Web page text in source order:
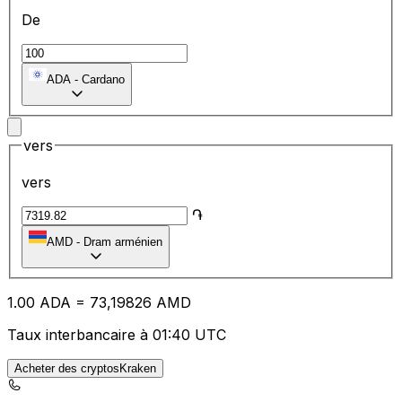
De
ADA - Cardano
vers
vers
֏
AMD - Dram arménien
1.00 ADA = 73,19826 AMD
Taux interbancaire à 01:40 UTC
Acheter des cryptosKraken